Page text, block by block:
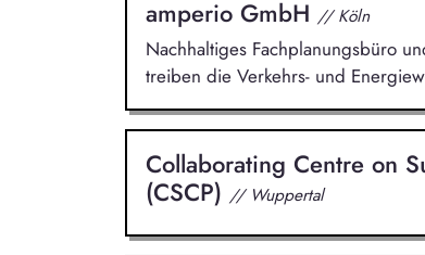
amperio GmbH // Köln
Nachhaltiges Fachplanungsbüro
treiben die Verkehrs- und
Collaborating Centre on
(CSCP) // Wuppertal